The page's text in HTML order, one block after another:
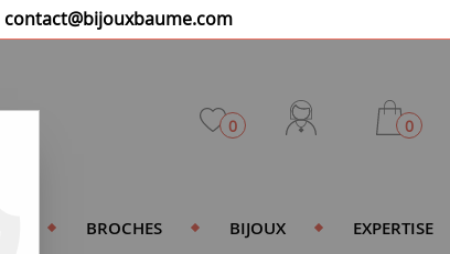
contact@bijouxbaume.com
0 0
BROCHES BIJOUX EXPERTISE